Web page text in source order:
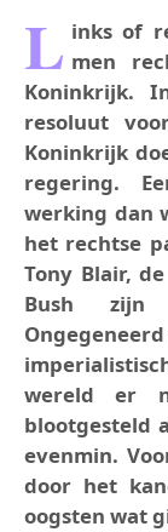
L inks of
men
Koninkrijk.
resoluut
Koninkrijk
regering.
werking dan
het rechtse
Tony Blair,
Bush zijn
wereld er
blootgesteld
evenmin.
door het
oogsten wat